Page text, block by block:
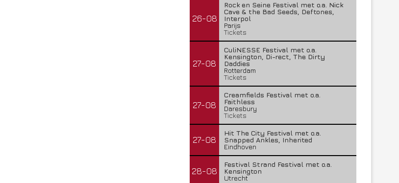
26-08
Rock en Seine Festival met o.a. Nick
Cave & the Bad Seeds, Deftones,
Interpol
Parijs
Tickets
27-08
CuliNESSE Festival met o.a.
Kensington, Di-rect, The Dirty
Daddies
Rotterdam
Tickets
27-08
Creamfields Festival met o.a.
Faithless
Daresbury
Tickets
27-08
Hit The City Festival met o.a.
Snapped Ankles, Inherited
Eindhoven
28-08
Festival Strand Festival met o.a.
Kensington
Utrecht